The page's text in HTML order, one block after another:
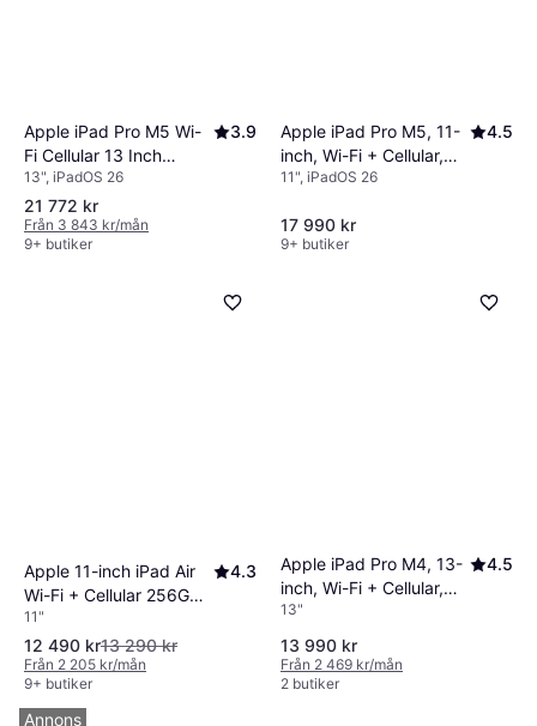
Apple iPad Pro M5 Wi-
Fi Cellular 13 Inch
256GB 12GB Silver
3.9
13", iPadOS 26
21 772 kr
Från 3 843 kr/mån
9+ butiker
Apple iPad Pro M5, 11-
inch, Wi-Fi + Cellular,
256GB, Standard Glass,
4.5
11", iPadOS 26
17 990 kr
9+ butiker
Apple 11-inch iPad Air
Wi-Fi + Cellular 256GB -
Blue (M4)
4.3
11"
12 490 kr13 290 kr
Från 2 205 kr/mån
9+ butiker
Apple iPad Pro M4, 13-
inch, Wi-Fi + Cellular,
256GB, Standard Glass
Space Black
4.5
13"
13 990 kr
Från 2 469 kr/mån
2 butiker
Annons